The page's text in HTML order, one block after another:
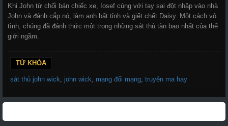
Khi John từ chối bán chiếc xe, Iosef cùng với tay sai đột nhập vào nhà
John và đánh cắp nó, làm anh bất tỉnh và giết chết Daisy. Một cách vô
tình, chúng đã đánh thức một trong những sát thủ tàn bạo nhất của thế
giới ngầm.
TỪ KHÓA
sát thủ john wick, john wick, mạng đổi mạng, truyện ma hay